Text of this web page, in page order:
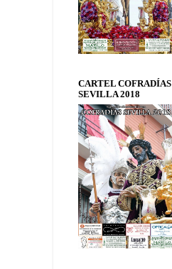
CARTEL COFRADÍAS
SEVILLA 2018